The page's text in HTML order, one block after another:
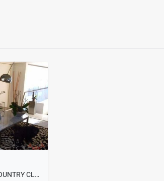
CASA EN VENTA LOMAS COUNTRY CLUB HUIXQUILUCAN